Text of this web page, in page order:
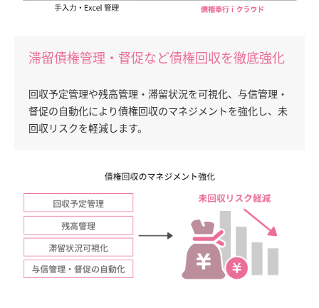
滞留債権管理・督促など債権回収を徹底強化
回収予定管理や残高管理・滞留状況を可視化、与信管理・
督促の自動化により債権回収のマネジメントを強化し、未
回収リスクを軽減します。